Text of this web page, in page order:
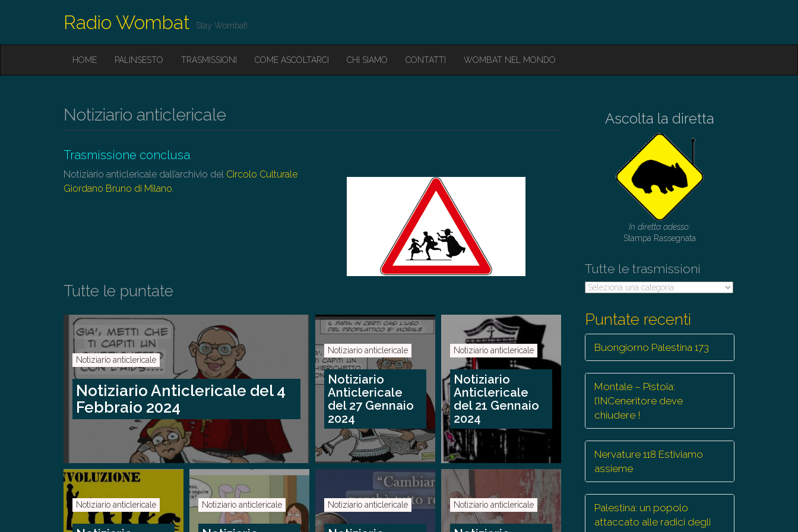
Radio Wombat Stay Wombat!
M
M
E
N
U
O
T
N
T
HOME PALINSESTO TRASMISSIONI COME ASCOLTARCI CHI SIAMO CONTATTI WOMBAT NEL MONDO
Notiziario anticlericale
Trasmissione conclusa
Notiziario anticlericale dall’archivio del Circolo Culturale
Giordano Bruno di Milano.
Tutte le puntate
Notiziario anticlericale
Notiziario Anticlericale del 4
Febbraio 2024
Notiziario anticlericale
Notiziario
Anticlericale
del 27 Gennaio
2024
Notiziario anticlericale
Notiziario
Anticlericale
del 21 Gennaio
2024
Notiziario anticlericale Notiziario anticlericale Notiziario anticlericale Notiziario anticlericale
Ascolta la diretta
In diretta adesso:
Stampa Rassegnata
Tutte le trasmissioni
Tutte
Puntate recenti
Buongiorno Palestina 173
Montale – Pistoia:
l’INCeneritore deve
chiudere !
Nervature 118 Estiviamo
assieme
Palestina: un popolo
attaccato alle radici degli